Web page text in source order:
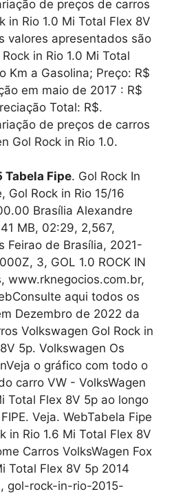
de preços de carros
in Rio 1.0 Mi Total Flex 8V
valores apresentados são
in Rio 1.0 Mi Total
Km a Gasolina; Preço: R$
em maio de 2017 : R$
Total: R$.
de preços de carros
Gol Rock in Rio 1.0.
Tabela Fipe. Gol Rock In
Gol Rock in Rio 15/16
Brasília Alexandre
MB, 02:29, 2,567,
Feirao de Brasília, 2021-
3, GOL 1.0 ROCK IN
www.rknegocios.com.br,
aqui todos os
Dezembro de 2022 da
Volkswagen Gol Rock in
5p. Volkswagen Os
o gráfico com todo o
carro VW - VolksWagen
Total Flex 8V 5p ao longo
Veja. WebTabela Fipe
in Rio 1.6 Mi Total Flex 8V
Carros VolksWagen Fox
Total Flex 8V 5p 2014
gol-rock-in-rio-2015-